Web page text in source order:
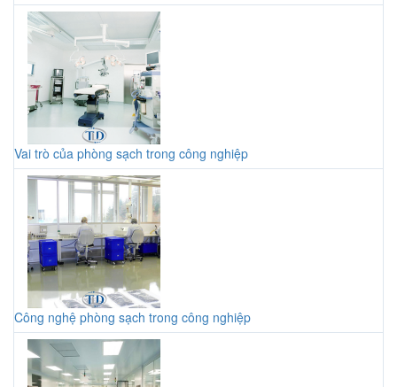
Vai trò của phòng sạch trong công nghiệp
Công nghệ phòng sạch trong công nghiệp